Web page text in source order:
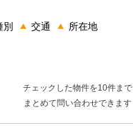
別 交通 所在地
チェックした物件を10件まで
まとめて問い合わせできます